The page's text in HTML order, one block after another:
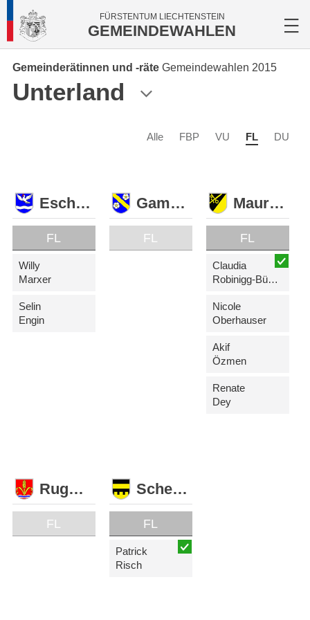
FÜRSTENTUM LIECHTENSTEIN
GEMEINDEWAHLEN
Gemeinderätinnen und -räte Gemeindewahlen 2015
Unterland
Alle FBP VU FL DU
Eschen
FL
Willy
Marxer
Selin
Engin
Gamprin
FL
Mauren
FL
Claudia
Robinigg-Büchel
Nicole
Oberhauser
Akif
Özmen
Renate
Dey
Ruggell
FL
Schellenberg
FL
Patrick
Risch